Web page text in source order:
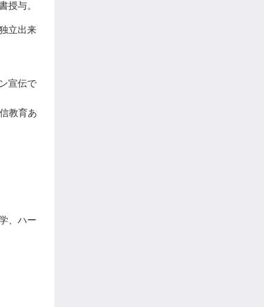
授与。
立出来
宣伝で
教育あ
、ハー